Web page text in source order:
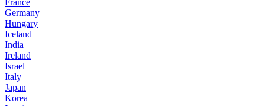
Germany
Hungary
Iceland
India
Ireland
Israel
Italy
Japan
Korea